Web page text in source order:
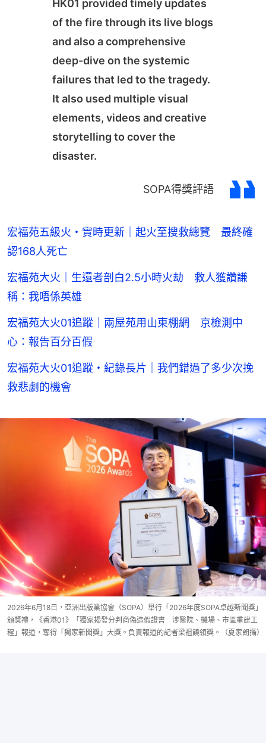
HK01 provided timely updates
of the fire through its live blogs
and also a comprehensive
deep-dive on the systemic
failures that led to the tragedy.
It also used multiple visual
elements, videos and creative
storytelling to cover the
disaster.
SOPA得獎評語
宏福苑五級火・實時更新｜起火至搜救總覽 最終確
認168人死亡
宏福苑大火｜生還者剖白2.5小時火劫 救人獲讚謙
稱：我唔係英雄
宏福苑大火01追蹤｜兩屋苑用山東棚網 京檢測中
心：報告百分百假
宏福苑大火01追蹤・紀錄長片｜我們錯過了多少次挽
救悲劇的機會
2026年6月18日，亞洲出版業協會（SOPA）舉行「2026年度SOPA卓越新聞獎」
頒獎禮，《香港01》「獨家揭發分判商偽造假證書 涉醫院、機場、市區重建工
程」報道，奪得「獨家新聞獎」大獎。負責報道的記者梁祖饒領獎。（夏家朗攝）